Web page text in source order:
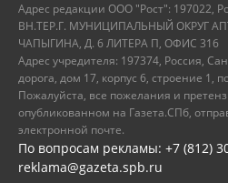
Адрес редакции ООО "Рост": 197022,
ВН.ТЕР.Г. МУНИЦИПАЛЬНЫЙ ОКРУГ
ЧАПЫГИНА, Д. 6 ЛИТЕРА П, ОФИС 316
Адрес учредителя: 197374, Россия,
дорога, дом 17, корпус 6, строение 1,
Пожалуйста, все пожелания и
опубликованном на Газета.СПб,
электронной почте.
По вопросам рекламы: +7 (812)
reklama@gazeta.spb.ru